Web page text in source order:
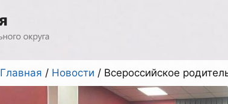
Главная / Новости / Всероссийское